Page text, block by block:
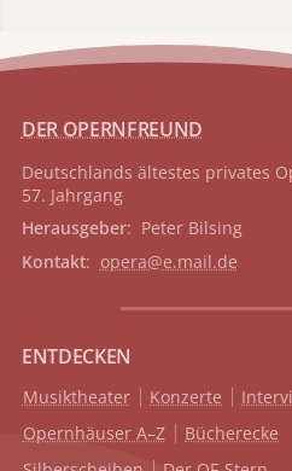
DER OPERNFREUND
Deutschlands ältestes privates
57. Jahrgang
Herausgeber: Peter Bilsing
Kontakt: opera@e.mail.de
ENTDECKEN
Musiktheater Konzerte
Opernhäuser A–Z
Bücherecke